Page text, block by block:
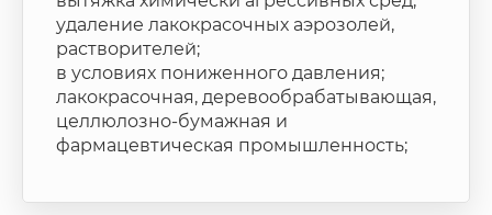
удаление лакокрасочных аэрозолей,
растворителей;
в условиях пониженного давления;
лакокрасочная, деревообрабатывающая,
целлюлозно-бумажная и
фармацевтическая промышленность;